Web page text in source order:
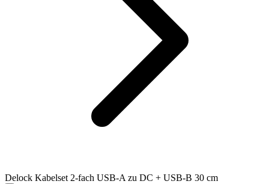
Delock Kabelset 2-fach USB-A zu DC + USB-B 30 cm